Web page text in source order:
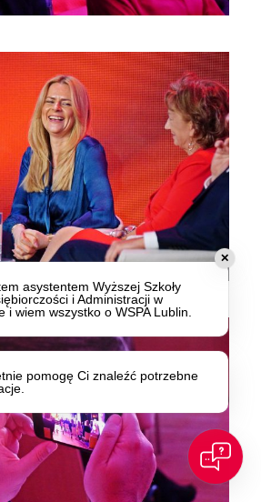
✕
asystentem Wyższej Szkoły
i Administracji w
i wiem wszystko o WSPA Lublin.
pomogę Ci znaleźć potrzebne